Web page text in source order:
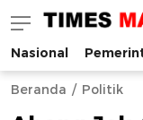
Times Malut
Berita Maluku
Nasional
Beranda Politik